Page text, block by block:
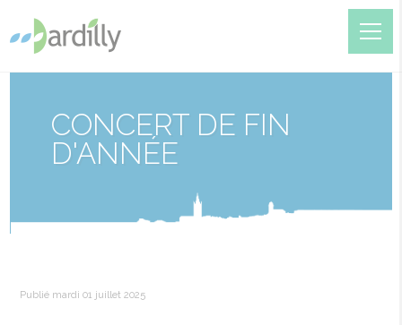
CONCERT DE FIN
D'ANNÉE
Publié mardi 01 juillet 2025